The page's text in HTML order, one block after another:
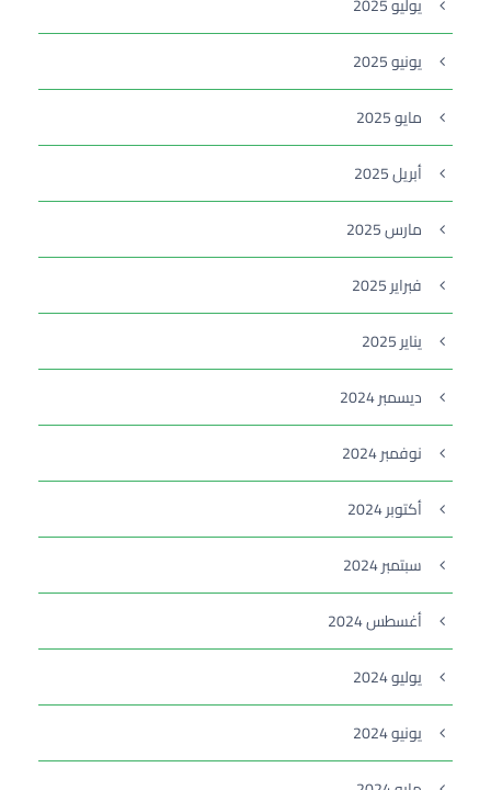
يونيو 2025
مايو 2025
أبريل 2025
مارس 2025
فبراير 2025
يناير 2025
ديسمبر 2024
نوفمبر 2024
أكتوبر 2024
سبتمبر 2024
أغسطس 2024
يوليو 2024
يونيو 2024